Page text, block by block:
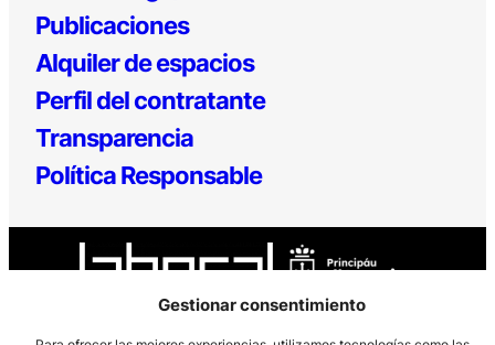
Gestionar consentimiento
Publicaciones
Alquiler de espacios
Perfil del contratante
Transparencia
Política Responsable